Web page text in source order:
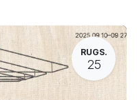
RUGS.
25